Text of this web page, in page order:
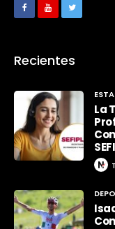
Recientes
La